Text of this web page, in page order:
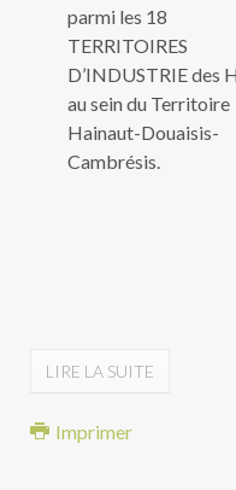
parmi les 18
TERRITOIRES
D’INDUSTRIE des
au sein du Territoire
Hainaut-Douaisis-
Cambrésis.
LIRE LA SUITE
Imprimer